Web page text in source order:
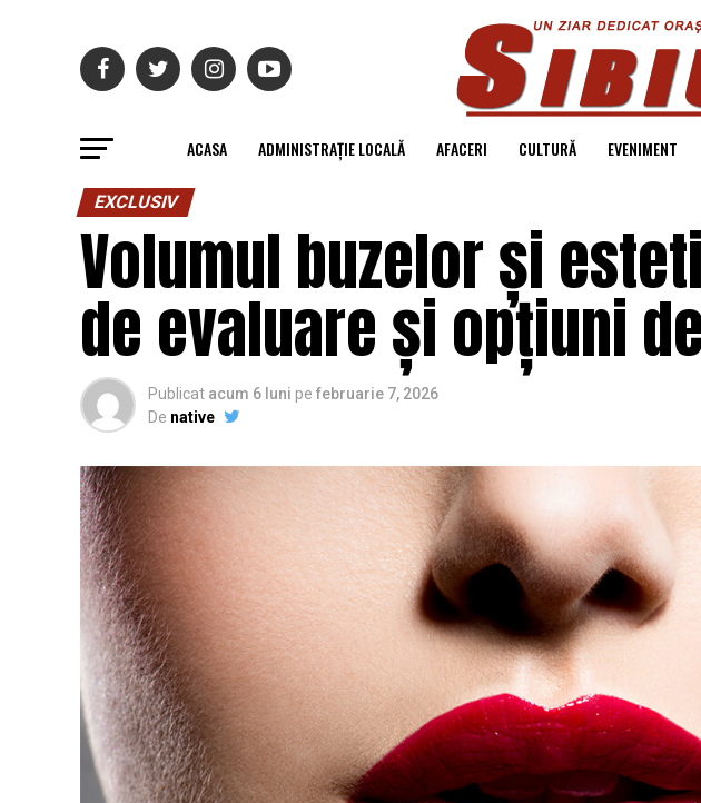
ACASA ADMINISTRAȚIE LOCALĂ AFACERI CULTURĂ EVENIMENT
EXCLUSIV
Volumul buzelor și
de evaluare și opțiuni
Publicat acum 6 luni pe februarie 7, 2026
De native